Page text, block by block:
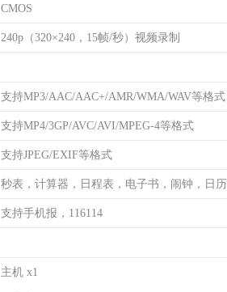
CMOS
240p（320×240，15帧/秒）视频录制
支持MP3/AAC/AAC+/AMR/WMA/WAV等格式
支持MP4/3GP/AVC/AVI/MPEG-4等格式
支持JPEG/EXIF等格式
秒表，计算器，日程表，电子书，闹钟，日
支持手机报，116114
主机 x1